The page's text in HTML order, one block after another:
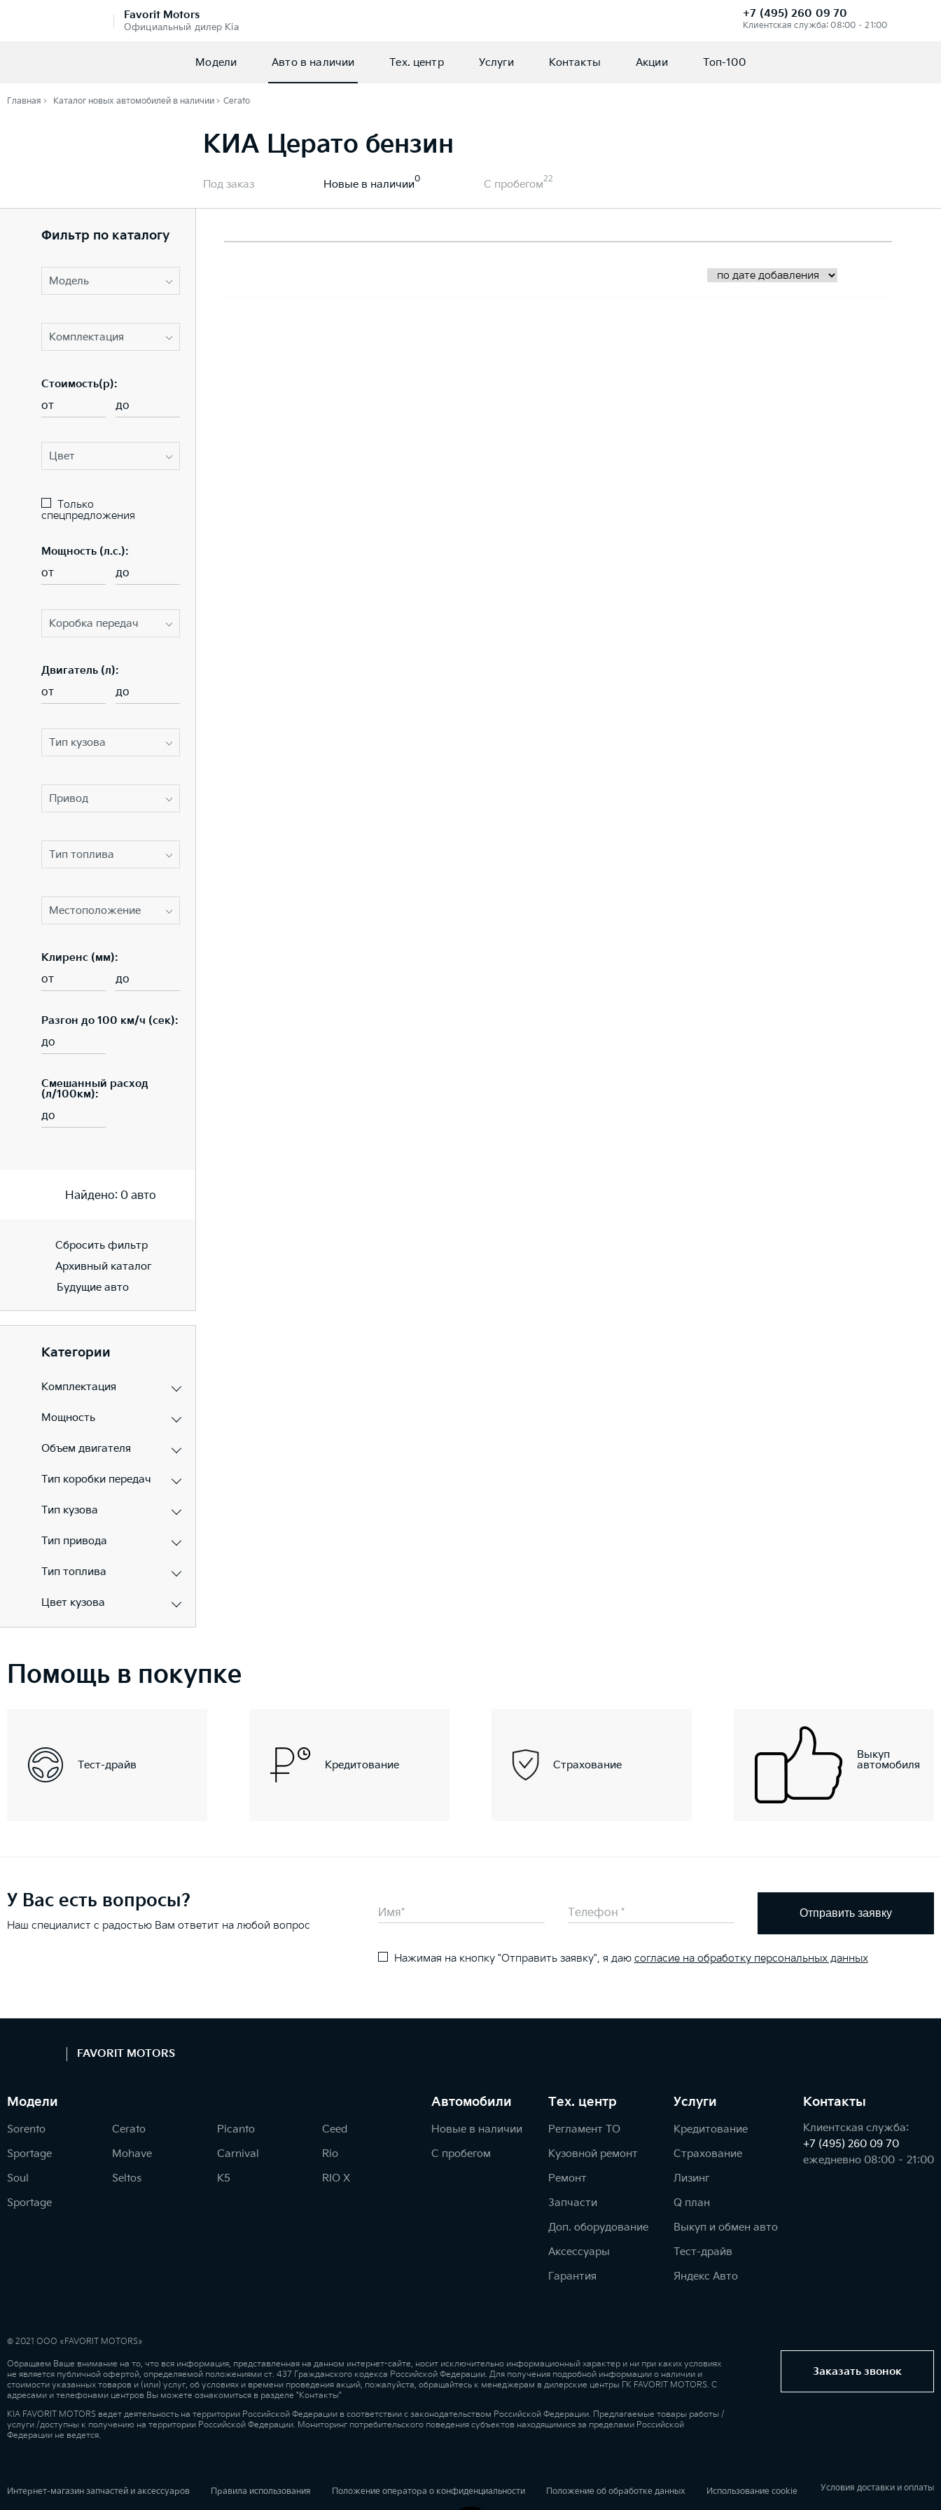
Favorit Motors
Официальный дилер Kia
+7 (495) 260 09 70
Клиентская служба: 08:00 – 21:00
Модели Авто в наличии Тех. центр Услуги Контакты Акции Топ-100
Главная Каталог новых автомобилей в наличии Cerato
КИА Церато бензин
Под заказ Новые в наличии0 С пробегом22
Фильтр по каталогу
Модель
Комплектация
Стоимость(p):
от
до
Цвет
Только
спецпредложения
Мощность (л.с.):
от
до
Коробка передач
Двигатель (л):
от
до
Тип кузова
Привод
Тип топлива
Местоположение
Клиренс (мм):
от
до
Разгон до 100 км/ч (сек):
до
Смешанный расход
(л/100км):
до
Найдено: 0авто
Сбросить фильтр
Архивный каталог
Будущие авто
Категории
Комплектация
Мощность
Объем двигателя
Тип коробки передач
Тип кузова
Тип привода
Тип топлива
Цвет кузова
Помощь в покупке
Тест-драйв Кредитование Страхование
Выкуп
автомобиля
У Вас есть вопросы?
Наш специалист с радостью Вам ответит на любой вопрос
Отправить заявку
Нажимая на кнопку "Отправить заявку", я даю согласие на обработку персональных данных
FAVORIT MOTORS
Модели
Sorento Cerato Picanto
Ceed
Sportage
Mohave Carnival
Rio
Soul
Seltos K5
RIO X
Sportage
Автомобили
Новые в наличии
С пробегом
Тех. центр
Регламент ТО
Кузовной ремонт
Ремонт
Запчасти
Доп. оборудование
Аксессуары
Гарантия
Услуги
Кредитование
Страхование
Лизинг
Q план
Выкуп и обмен авто
Тест-драйв
Яндекс Авто
Контакты
Клиентская служба:
+7 (495) 260 09 70
ежедневно 08:00 – 21:00
© 2021 ООО «FAVORIT MOTORS»
Обращаем Ваше внимание на то, что вся информация, представленная на данном интернет-сайте, носит исключительно информационный характер и ни при каких условиях
не является публичной офертой, определяемой положениями ст. 437 Гражданского кодекса Российской Федерации. Для получения подробной информации о наличии и
стоимости указанных товаров и (или) услуг, об условиях и времени проведения акций, пожалуйста, обращайтесь к менеджерам в дилерские центры ГК FAVORIT MOTORS. С
адресами и телефонами центров Вы можете ознакомиться в разделе "Контакты"
KIA FAVORIT MOTORS ведет деятельность на территории Российской Федерации в соответствии с законодательством Российской Федерации. Предлагаемые товары работы /
услуги /доступны к получению на территории Российской Федерации. Мониторинг потребительского поведения субъектов находящимися за пределами Российской
Федерации не ведется.
Заказать звонок
Интернет-магазин запчастей и аксессуаров Правила использования Положение оператора о конфиденциальности Положение об обработке данных Использование cookie Условия доставки и оплаты